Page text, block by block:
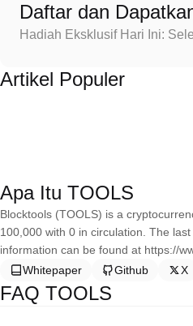
Daftar dan
Hadiah Eksklusif Hari Ini:
Artikel Populer
Apa Itu TOOLS
Blocktools (TOOLS) is a
100,000 with 0 in circulation. The
information can be found at https://
Whitepaper
Github X
FAQ TOOLS